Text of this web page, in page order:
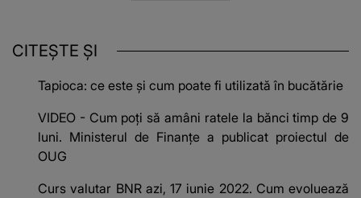
CITEȘTE ȘI
Tapioca: ce este și cum poate fi utilizată în bucătărie
VIDEO - Cum poți să amâni ratele la bănci timp de 9
luni. Ministerul de Finanțe a publicat proiectul de
OUG
Curs valutar BNR azi, 17 iunie 2022. Cum evoluează